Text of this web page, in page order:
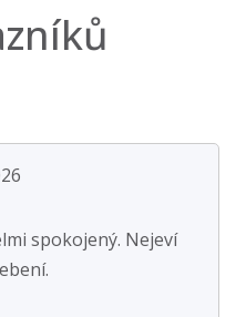
spokojený. Nejeví